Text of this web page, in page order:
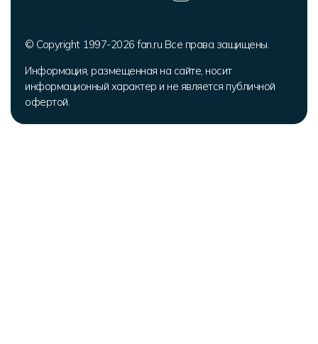
© Copyright 1997-2026 fan.ru Все права защищены.
Информация, размещенная на сайте, носит
информационный характер и не является публичной
офертой.